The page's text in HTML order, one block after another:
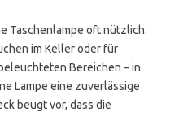
Taschenlampe oft nützlich.
im Keller oder für
Bereichen – in
Lampe eine zuverlässige
beugt vor, dass die